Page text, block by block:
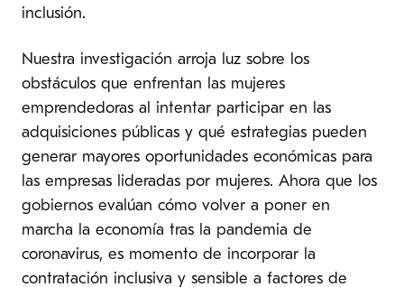
inclusión.
Nuestra investigación arroja luz sobre los
obstáculos que enfrentan las mujeres
emprendedoras al intentar participar en las
adquisiciones públicas y qué estrategias pueden
generar mayores oportunidades económicas para
las empresas lideradas por mujeres. Ahora que los
gobiernos evalúan cómo volver a poner en
marcha la economía tras la pandemia de
coronavirus, es momento de incorporar la
contratación inclusiva y sensible a factores de